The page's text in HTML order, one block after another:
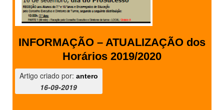
INFORMAÇÃO – ATUALIZAÇÃO dos
Horários 2019/2020
Artigo criado por: antero
16-09-2019